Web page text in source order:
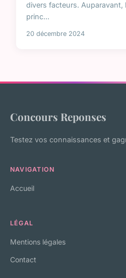
divers facteurs. Auparavant,
princ...
20 décembre 2024
Concours Reponses
Testez vos connaissances et
NAVIGATION
Accueil
LÉGAL
Mentions légales
Contact